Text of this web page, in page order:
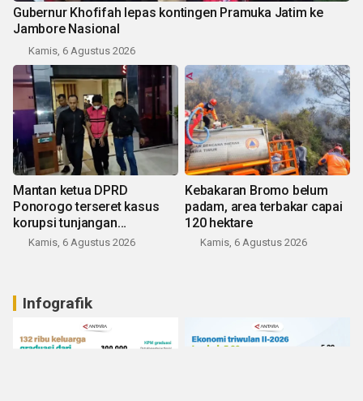
Gubernur Khofifah lepas kontingen Pramuka Jatim ke
Jambore Nasional
Kamis, 6 Agustus 2026
Mantan ketua DPRD
Ponorogo terseret kasus
korupsi tunjangan
perumahan
Kamis, 6 Agustus 2026
Kebakaran Bromo belum
padam, area terbakar capai
120 hektare
Kamis, 6 Agustus 2026
Infografik